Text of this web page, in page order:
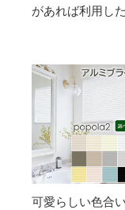
があれば利用し
可愛らしい色合